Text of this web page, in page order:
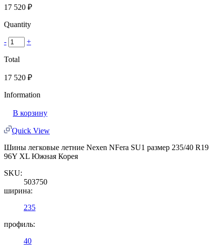
17 520 ₽
Quantity
- +
Total
17 520 ₽
Information
В корзину
Quick View
Шины легковые летние Nexen NFera SU1 размер 235/40 R19
96Y XL Южная Корея
SKU:
503750
ширина:
235
профиль:
40